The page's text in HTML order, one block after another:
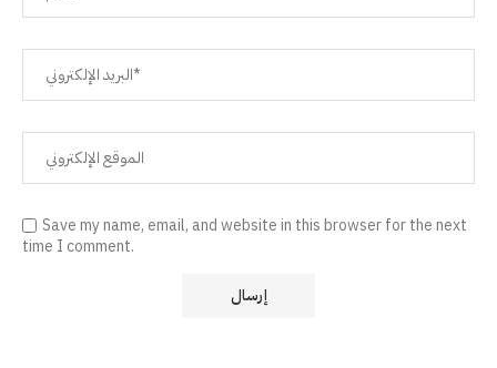
Save my name, email, and website in this browser for the next
time I comment.